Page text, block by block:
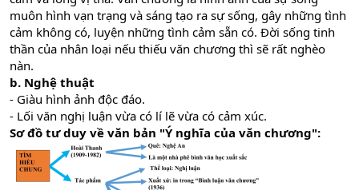
muôn hình vạn trạng và sáng tạo ra sự sống, gây những tình
cảm không có, luyện những tình cảm sẵn có. Đời sống tinh
thần của nhân loại nếu thiếu văn chương thì sẽ rất nghèo
nàn.
b. Nghệ thuật
- Giàu hình ảnh độc đáo.
- Lối văn nghị luận vừa có lí lẽ vừa có cảm xúc.
Sơ đồ tư duy về văn bản "Ý nghĩa của văn chương":